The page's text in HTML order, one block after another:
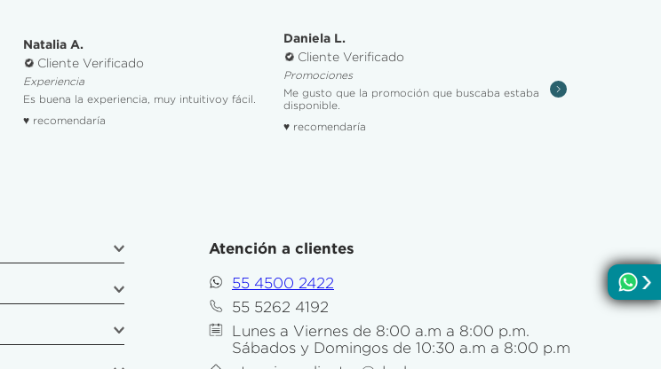
Natalia A.
Cliente Verificado
Experiencia
Es buena la experiencia, muy intuitivoy fácil.
♥ recomendaría
Daniela L.
Cliente Verificado
Promociones
Me gusto que la promoción que buscaba estaba
disponible.
♥ recomendaría
Atención a clientes
55 4500 2422
55 5262 4192
Lunes a Viernes de 8:00 a.m a 8:00 p.m.
Sábados y Domingos de 10:30 a.m a 8:00 p.m